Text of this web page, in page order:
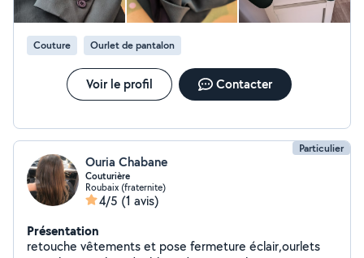
Couture Ourlet de pantalon
Voir le profil Contacter
Particulier
Ouria Chabane
Couturière
Roubaix (fraternite)
4/5 (1 avis)
Présentation
retouche vêtements et pose fermeture éclair,ourlets